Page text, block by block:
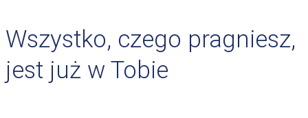
Wszystko, czego pragniesz,
jest już w Tobie